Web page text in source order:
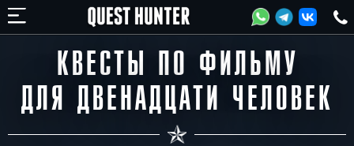
КВЕСТЫ ПО ФИЛЬМУ
ДЛЯ ДВЕНАДЦАТИ ЧЕЛОВЕК